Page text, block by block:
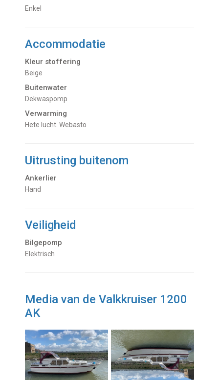
Enkel
Accommodatie
Kleur stoffering
Beige
Buitenwater
dekwaspomp
Verwarming
hete lucht. Webasto
Uitrusting buitenom
Ankerlier
Hand
Veiligheid
Bilgepomp
Elektrisch
Media van de Valkkruiser 1200
AK